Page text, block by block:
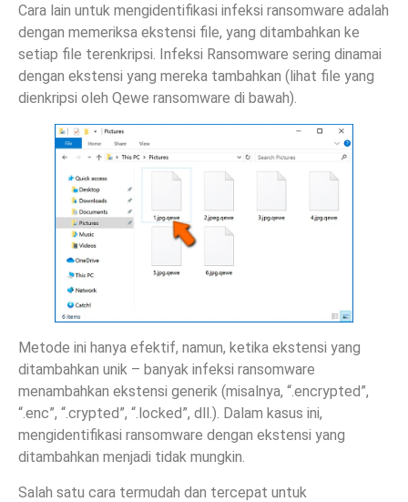
Cara lain untuk mengidentifikasi infeksi ransomware adalah
dengan memeriksa ekstensi file, yang ditambahkan ke
setiap file terenkripsi. Infeksi Ransomware sering dinamai
dengan ekstensi yang mereka tambahkan (lihat file yang
dienkripsi oleh Qewe ransomware di bawah).
Metode ini hanya efektif, namun, ketika ekstensi yang
ditambahkan unik – banyak infeksi ransomware
menambahkan ekstensi generik (misalnya, “.encrypted”,
“.enc”, “.crypted”, “.locked”, dll.). Dalam kasus ini,
mengidentifikasi ransomware dengan ekstensi yang
ditambahkan menjadi tidak mungkin.
Salah satu cara termudah dan tercepat untuk